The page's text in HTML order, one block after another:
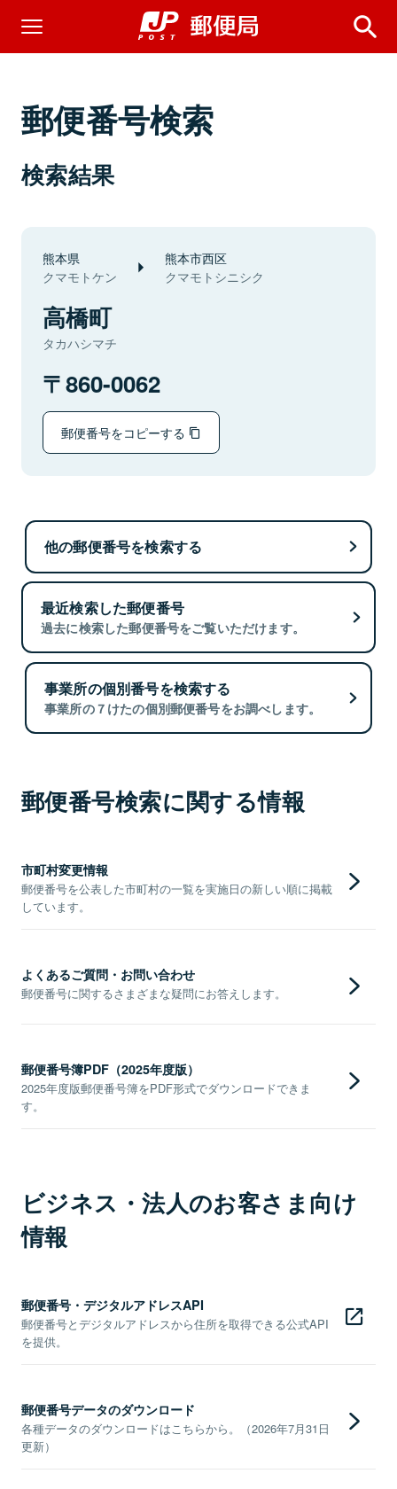
郵便番号検索
検索結果
熊本県
クマモトケン
熊本市西区
クマモトシニシク
高橋町
タカハシマチ
860-0062
郵便番号をコピーする
他の郵便番号を検索する
最近検索した郵便番号
過去に検索した郵便番号をご覧いただけます。
事業所の個別番号を検索する
事業所の７けたの個別郵便番号をお調べします。
郵便番号検索に関する情報
市町村変更情報
郵便番号を公表した市町村の一覧を実施日の新しい順に掲載
しています。
よくあるご質問・お問い合わせ
郵便番号に関するさまざまな疑問にお答えします。
郵便番号簿PDF（2025年度版）
2025年度版郵便番号簿をPDF形式でダウンロードできま
す。
ビジネス・法人のお客さま向け
情報
郵便番号・デジタルアドレスAPI
郵便番号とデジタルアドレスから住所を取得できる公式API
を提供。
郵便番号データのダウンロード
各種データのダウンロードはこちらから。（2026年7月31日
更新）